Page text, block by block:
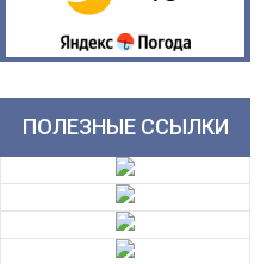
ПОЛЕЗНЫЕ ССЫЛКИ